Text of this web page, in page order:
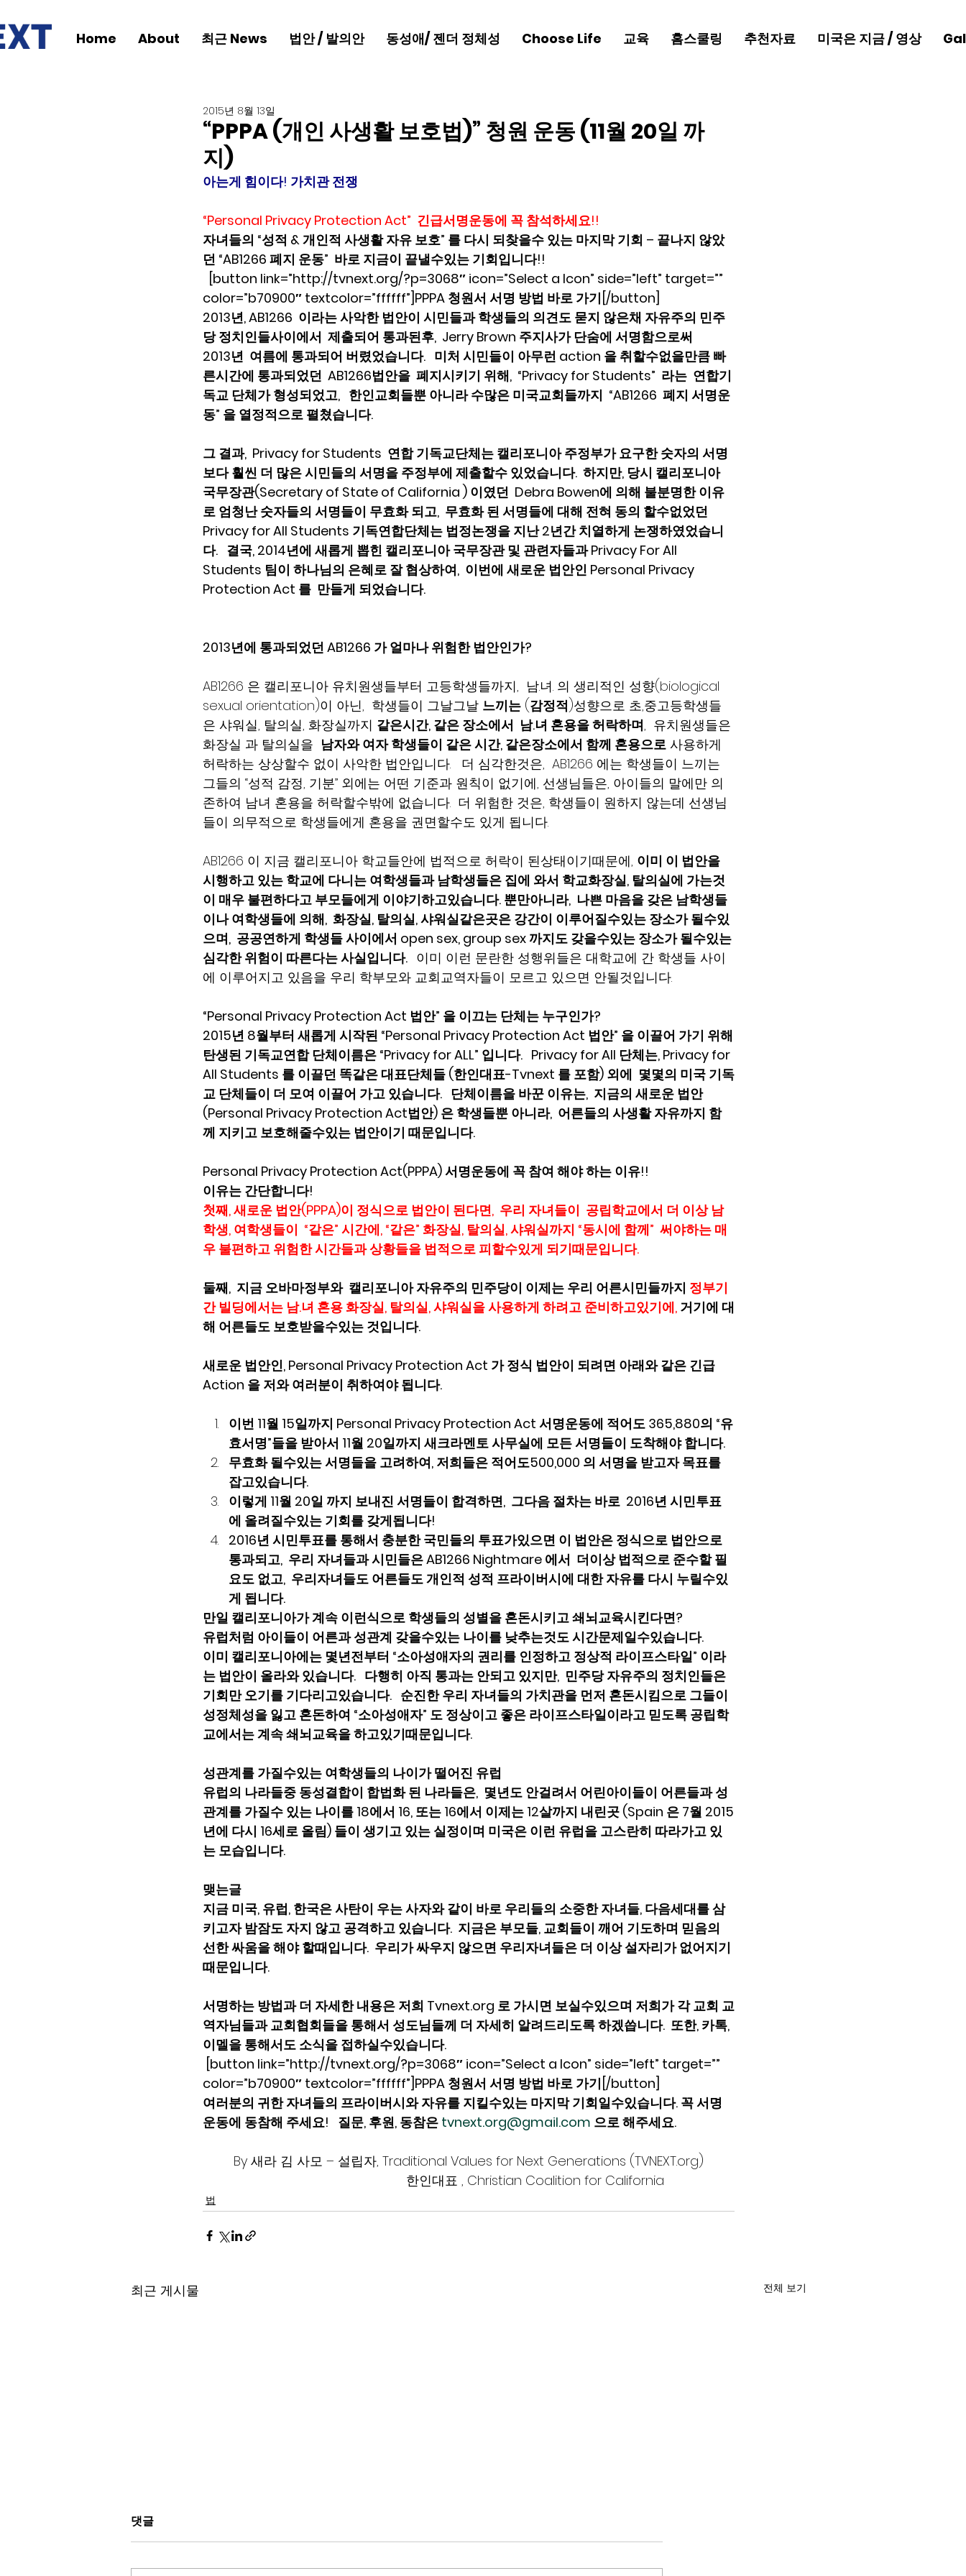
Home About 최근 News 법안 / 발의안 동성애/ 젠더 정체성 Choose Life 교육 홈스쿨링 추천자료 미국은 지금 / 영상
“PPPA (개인 사생활 보호법)” 청원 운동 (11월 20일 까
지)
2015년 8월 13일
아는게 힘이다! 가치관 전쟁
“Personal Privacy Protection Act”  긴급서명운동에 꼭 참석하세요!!
자녀들의 “성적 & 개인적 사생활 자유 보호” 를 다시 되찾을수 있는 마지막 기회 – 끝나지 않았
던 “AB1266 폐지 운동”  바로 지금이 끝낼수있는 기회입니다!!
[button link=”http://tvnext.org/?p=3068″ icon=”Select a Icon” side=”left” target=””
color=”b70900″ textcolor=”ffffff”]PPPA 청원서 서명 방법 바로 가기[/button]
2013년, AB1266  이라는 사악한 법안이 시민들과 학생들의 의견도 묻지 않은채 자유주의 민주
당 정치인들사이에서  제출되어 통과된후,  Jerry Brown 주지사가 단숨에 서명함으로써
2013년  여름에 통과되어 버렸었습니다.   미처 시민들이 아무런 action 을 취할수없을만큼 빠
른시간에 통과되었던  AB1266법안을  폐지시키기 위해,  “Privacy for Students”  라는  연합기
독교 단체가 형성되었고,   한인교회들뿐 아니라 수많은 미국교회들까지  “AB1266  폐지 서명운
동” 을 열정적으로 펼쳤습니다.
그 결과,  Privacy for Students  연합 기독교단체는 캘리포니아 주정부가 요구한 숫자의 서명
보다 훨씬 더 많은 시민들의 서명을 주정부에 제출할수 있었습니다.  하지만, 당시 캘리포니아
국무장관(Secretary of State of California ) 이였던  Debra Bowen에 의해 불분명한 이유
로 엄청난 숫자들의 서명들이 무효화 되고,  무효화 된 서명들에 대해 전혀 동의 할수없었던
Privacy for All Students 기독연합단체는 법정논쟁을 지난 2년간 치열하게 논쟁하였었습니
다.   결국, 2014년에 새롭게 뽑힌 캘리포니아 국무장관 및 관련자들과 Privacy For All
Students 팀이 하나님의 은혜로 잘 협상하여,  이번에 새로운 법안인 Personal Privacy
Protection Act 를  만들게 되었습니다.
2013년에 통과되었던 AB1266 가 얼마나 위험한 법안인가?
AB1266 은 캘리포니아 유치원생들부터 고등학생들까지,  남.녀. 의 생리적인 성향(biological
sexual orientation)이 아닌,  학생들이 그날그날 느끼는 (감정적)성향으로 초,중고등학생들
은 샤워실, 탈의실, 화장실까지 같은시간, 같은 장소에서  남.녀 혼용을 허락하며,  유치원생들은
화장실 과 탈의실을 남자와 여자 학생들이 같은 시간, 같은장소에서 함께 혼용으로 사용하게
허락하는 상상할수 없이 사악한 법안입니다.   더 심각한것은,  AB1266 에는 학생들이 느끼는
그들의 “성적 감정, 기분” 외에는 어떤 기준과 원칙이 없기에, 선생님들은, 아이들의 말에만 의
존하여 남녀 혼용을 허락할수밖에 없습니다.  더 위험한 것은, 학생들이 원하지 않는데 선생님
들이 의무적으로 학생들에게 혼용을 권면할수도 있게 됩니다.
AB1266 이 지금 캘리포니아 학교들안에 법적으로 허락이 된상태이기때문에, 이미 이 법안을
시행하고 있는 학교에 다니는 여학생들과 남학생들은 집에 와서 학교화장실, 탈의실에 가는것
이 매우 불편하다고 부모들에게 이야기하고있습니다. 뿐만아니라,  나쁜 마음을 갖은 남학생들
이나 여학생들에 의해,  화장실, 탈의실, 샤워실같은곳은 강간이 이루어질수있는 장소가 될수있
으며,  공공연하게 학생들 사이에서 open sex, group sex 까지도 갖을수있는 장소가 될수있는
심각한 위험이 따른다는 사실입니다. 이미 이런 문란한 성행위들은 대학교에 간 학생들 사이
에 이루어지고 있음을 우리 학부모와 교회교역자들이 모르고 있으면 안될것입니다.
“Personal Privacy Protection Act 법안” 을 이끄는 단체는 누구인가?
2015년 8월부터 새롭게 시작된 “Personal Privacy Protection Act 법안” 을 이끌어 가기 위해
탄생된 기독교연합 단체이름은 “Privacy for ALL” 입니다.   Privacy for All 단체는, Privacy for
All Students 를 이끌던 똑같은 대표단체들 (한인대표-Tvnext 를 포함) 외에  몇몇의 미국 기독
교 단체들이 더 모여 이끌어 가고 있습니다.   단체이름을 바꾼 이유는,  지금의 새로운 법안
(Personal Privacy Protection Act법안) 은 학생들뿐 아니라,  어른들의 사생활 자유까지 함
께 지키고 보호해줄수있는 법안이기 때문입니다.
Personal Privacy Protection Act(PPPA) 서명운동에 꼭 참여 해야 하는 이유!!
이유는 간단합니다!
첫째, 새로운 법안(PPPA)이 정식으로 법안이 된다면,  우리 자녀들이  공립학교에서 더 이상 남
학생, 여학생들이  “같은” 시간에, “같은” 화장실, 탈의실, 샤워실까지 “동시에 함께”  써야하는 매
우 불편하고 위험한 시간들과 상황들을 법적으로 피할수있게 되기때문입니다.
둘째,  지금 오바마정부와  캘리포니아 자유주의 민주당이 이제는 우리 어른시민들까지 정부기
간 빌딩에서는 남.녀 혼용 화장실, 탈의실, 샤워실을 사용하게 하려고 준비하고있기에, 거기에 대
해 어른들도 보호받을수있는 것입니다.
새로운 법안인, Personal Privacy Protection Act 가 정식 법안이 되려면 아래와 같은 긴급
Action 을 저와 여러분이 취하여야 됩니다.
이번 11월 15일까지 Personal Privacy Protection Act 서명운동에 적어도 365,880의 “유
효서명”들을 받아서 11월 20일까지 새크라멘토 사무실에 모든 서명들이 도착해야 합니다.
무효화 될수있는 서명들을 고려하여, 저희들은 적어도500,000 의 서명을 받고자 목표를
잡고있습니다.
이렇게 11월 20일 까지 보내진 서명들이 합격하면,  그다음 절차는 바로  2016년 시민투표
에 올려질수있는 기회를 갖게됩니다!
2016년 시민투표를 통해서 충분한 국민들의 투표가있으면 이 법안은 정식으로 법안으로
통과되고,  우리 자녀들과 시민들은 AB1266 Nightmare 에서  더이상 법적으로 준수할 필
요도 없고,  우리자녀들도 어른들도 개인적 성적 프라이버시에 대한 자유를 다시 누릴수있
게 됩니다.
만일 캘리포니아가 계속 이런식으로 학생들의 성별을 혼돈시키고 쇄뇌교육시킨다면?
유럽처럼 아이들이 어른과 성관계 갖을수있는 나이를 낮추는것도 시간문제일수있습니다.
이미 캘리포니아에는 몇년전부터 “소아성애자의 권리를 인정하고 정상적 라이프스타일” 이라
는 법안이 올라와 있습니다.   다행히 아직 통과는 안되고 있지만,  민주당 자유주의 정치인들은
기회만 오기를 기다리고있습니다.   순진한 우리 자녀들의 가치관을 먼저 혼돈시킴으로 그들이
성정체성을 잃고 혼돈하여 “소아성애자” 도 정상이고 좋은 라이프스타일이라고 믿도록 공립학
교에서는 계속 쇄뇌교육을 하고있기때문입니다.
성관계를 가질수있는 여학생들의 나이가 떨어진 유럽
유럽의 나라들중 동성결합이 합법화 된 나라들은,  몇년도 안걸려서 어린아이들이 어른들과 성
관계를 가질수 있는 나이를 18에서 16, 또는 16에서 이제는 12살까지 내린곳 (Spain 은 7월 2015
년에 다시 16세로 올림) 들이 생기고 있는 실정이며 미국은 이런 유럽을 고스란히 따라가고 있
는 모습입니다.
맺는글
지금 미국, 유럽, 한국은 사탄이 우는 사자와 같이 바로 우리들의 소중한 자녀들, 다음세대를 삼
키고자 밤잠도 자지 않고 공격하고 있습니다.  지금은 부모들, 교회들이 깨어 기도하며 믿음의
선한 싸움을 해야 할때입니다.  우리가 싸우지 않으면 우리자녀들은 더 이상 설자리가 없어지기
때문입니다.
서명하는 방법과 더 자세한 내용은 저희 Tvnext.org 로 가시면 보실수있으며 저희가 각 교회 교
역자님들과 교회협회들을 통해서 성도님들께 더 자세히 알려드리도록 하겠씁니다.  또한, 카톡,
이멜을 통해서도 소식을 접하실수있습니다.
[button link=”http://tvnext.org/?p=3068″ icon=”Select a Icon” side=”left” target=””
color=”b70900″ textcolor=”ffffff”]PPPA 청원서 서명 방법 바로 가기[/button]
여러분의 귀한 자녀들의 프라이버시와 자유를 지킬수있는 마지막 기회일수있습니다. 꼭 서명
운동에 동참해 주세요!   질문, 후원, 동참은 tvnext.org@gmail.com 으로 해주세요.
By 새라 김 사모 – 설립자, Traditional Values for Next Generations (TVNEXT.org)
한인대표 , Christian Coalition for California
법
최근 게시물 전체 보기
댓글